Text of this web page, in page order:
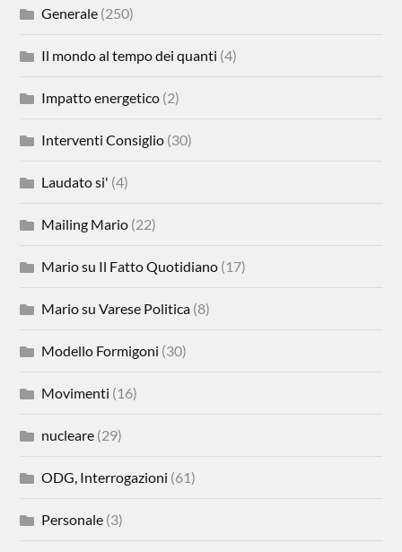
Generale (250)
Il mondo al tempo dei quanti (4)
Impatto energetico (2)
Interventi Consiglio (30)
Laudato si' (4)
Mailing Mario (22)
Mario su Il Fatto Quotidiano (17)
Mario su Varese Politica (8)
Modello Formigoni (30)
Movimenti (16)
nucleare (29)
ODG, Interrogazioni (61)
Personale (3)